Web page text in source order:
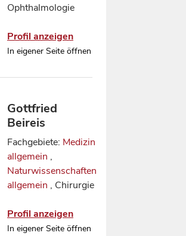
Ophthalmologie
Profil anzeigen
In eigener Seite öffnen
Gottfried
Beireis
Fachgebiete: Medizin
allgemein ,
Naturwissenschaften
allgemein , Chirurgie
Profil anzeigen
In eigener Seite öffnen